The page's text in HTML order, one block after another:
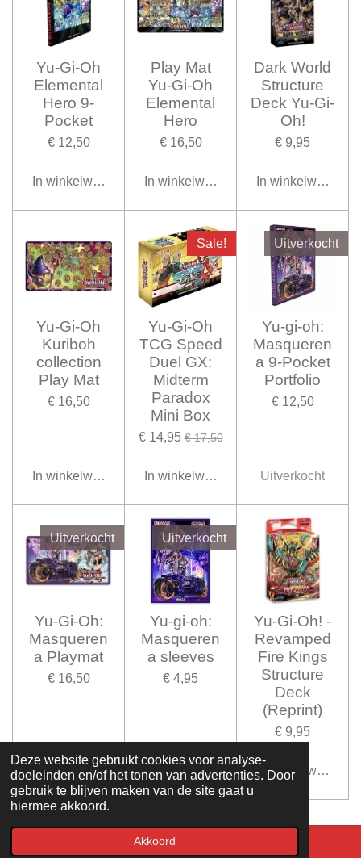
Deze website gebruikt cookies voor analyse-
doeleinden en/of het tonen van advertenties. Door
gebruik te blijven maken van de site gaat u
hiermee akkoord.
Akkoord
Yu-Gi-Oh
Elemental
Hero 9-
Pocket
€ 12,50
In winkelwagen
Play Mat
Yu-Gi-Oh
Elemental
Hero
€ 16,50
In winkelwagen
Dark World
Structure
Deck Yu-Gi-
Oh!
€ 9,95
In winkelwagen
Yu-Gi-Oh
Kuriboh
collection
Play Mat
€ 16,50
In winkelwagen
Sale!
Yu-Gi-Oh
TCG Speed
Duel GX:
Midterm
Paradox
Mini Box
€ 14,95 € 17,50
In winkelwagen
Uitverkocht
Yu-gi-oh:
Masqueren
a 9-Pocket
Portfolio
€ 12,50
Uitverkocht
Uitverkocht
Yu-Gi-Oh:
Masqueren
a Playmat
€ 16,50
Uitverkocht
Uitverkocht
Yu-gi-oh:
Masqueren
a sleeves
€ 4,95
Uitverkocht
Yu-Gi-Oh! -
Revamped
Fire Kings
Structure
Deck
(Reprint)
€ 9,95
In winkelwagen
© LS-tradingcardgames 2020. Design - Justin.